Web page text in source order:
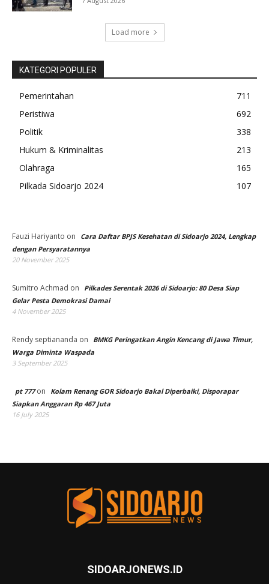
Load more
KATEGORI POPULER
Pemerintahan
711
Peristiwa
692
Politik
338
Hukum & Kriminalitas
213
Olahraga
165
Pilkada Sidoarjo 2024
107
Fauzi Hariyanto on
Cara Daftar BPJS Kesehatan di Sidoarjo 2024, Lengkap
dengan Persyaratannya
20 November 2025
Sumitro Achmad on
Pilkades Serentak 2026 di Sidoarjo: 80 Desa Siap
Gelar Pesta Demokrasi Damai
4 November 2025
Rendy septiananda on
BMKG Peringatkan Angin Kencang di Jawa Timur,
Warga Diminta Waspada
3 September 2025
pt 777on
Kolam Renang GOR Sidoarjo Bakal Diperbaiki, Disporapar
Siapkan Anggaran Rp 467 Juta
16 July 2025
SIDOARJONEWS.ID